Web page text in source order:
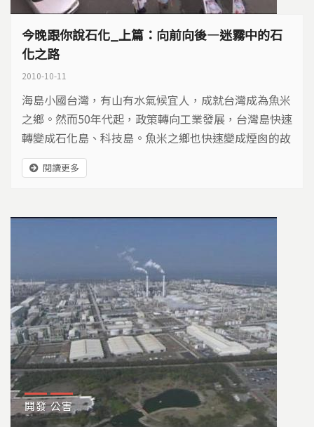
今晚跟你說石化_上篇：向前向後—迷霧中的石
化之路
2010-10-11
海島小國台灣，有山有水氣候宜人，成就台灣成為魚米
之鄉。然而50年代起，政策轉向工業發展，台灣島快速
轉變成石化島、科技島。魚米之鄉也快速變成煙囪的故
鄉。民國35年，國民政府接收日據時代、高雄左營半屏
山麓的海軍燃料廠，更名「高雄煉油廠」，之後石化工
煙囪工業發展史。在一切為經濟的年代，石化工業踩著
甲子，在氣候變遷、人心思變的21世紀，人類開始反思
工業汙染的代價時，台灣還要持續往石化王國挺進。向
前、向後，迷霧中的石化之路，究竟該怎麼走。
閱讀更多
開發 公害